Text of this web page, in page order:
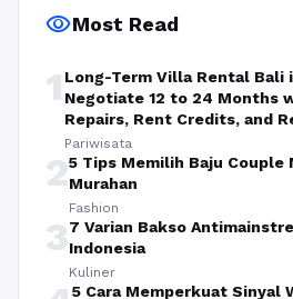
visibilityMost Read
1 Long-Term Villa Rental Bali
Negotiate 12 to 24 Months
Repairs, Rent Credits, and
Pariwisata
25 Tips Memilih Baju Couple
Murahan
Fashion
37 Varian Bakso
Indonesia
Kuliner
5 Cara Memperkuat Sinyal